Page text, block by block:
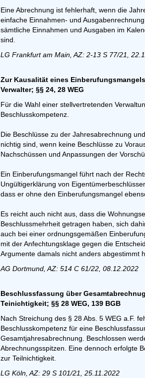
Eine Abrechnung ist fehlerhaft, wenn die
einfache Einnahmen- und
sämtliche Einnahmen und Ausgaben im
sind.
LG Frankfurt am Main, AZ: 2-13 S 77/21,
Zur Kausalität eines
Verwalter; §§ 24, 28 WEG
Für die Wahl einer stellvertretenden
Beschlusskompetenz.
Die Beschlüsse zu der Jahresabrechnung
nichtig sind, wenn keine Beschlüsse zu
Nachschüssen und Anpassungen der
Ein Einberufungsmangel führt nach der
Ungültigerklärung von
dass er ohne den Einberufungsmangel
Es reicht auch nicht aus, dass die
Beschlussmehrheit getragen haben, sich
auch bei einer ordnungsgemäßen
mit der Anfechtungsklage gegen die
Argumente damals nicht anders abgestimmt
AG Dortmund, AZ: 514 C 61/22, 08.12.2022
Beschlussfassung über
Teinichtigkeit; §§ 28 WEG, 139 BGB
Nach Streichung des § 28 Abs. 5 WEG a.F.
Beschlusskompetenz für eine
Gesamtjahresabrechnung. Beschlossen
Abrechnungsspitzen. Eine dennoch erfolgte
zur Teilnichtigkeit.
LG Köln, AZ: 29 S 101/21, 25.11.2022